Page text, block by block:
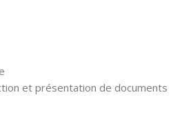
et présentation de documents